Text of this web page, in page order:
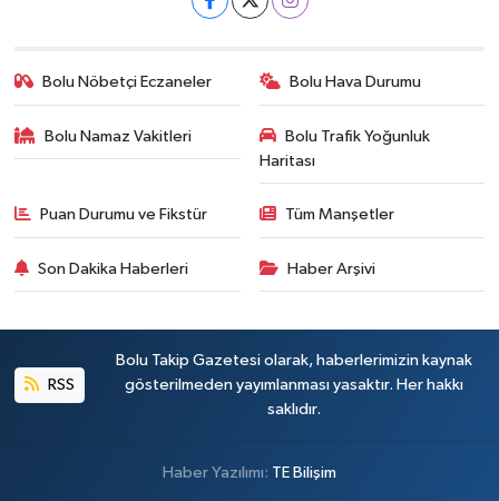
Bolu Nöbetçi Eczaneler Bolu Hava Durumu
Bolu Namaz Vakitleri
Bolu Trafik Yoğunluk
Haritası
Puan Durumu ve Fikstür Tüm Manşetler
Son Dakika Haberleri Haber Arşivi
RSS
Bolu Takip Gazetesi olarak, haberlerimizin kaynak
gösterilmeden yayımlanması yasaktır. Her hakkı
saklıdır.
Haber Yazılımı: TE Bilişim